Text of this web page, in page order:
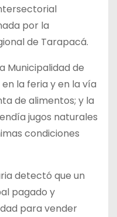
por la
de Tarapacá.
Municipalidad de
la feria y en la vía
de alimentos; y la
jugos naturales
condiciones
detectó que un
pagado y
para vender